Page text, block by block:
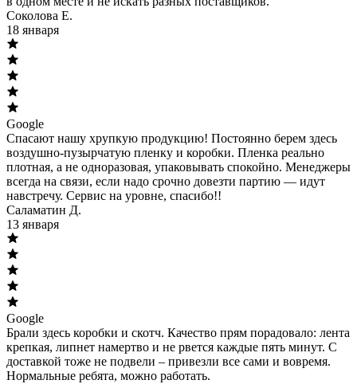
Соколова Е.
18 января
Google
Спасают нашу хрупкую продукцию! Постоянно берем здесь
воздушно-пузырчатую пленку и коробки. Пленка реально
плотная, а не одноразовая, упаковывать спокойно. Менеджеры
всегда на связи, если надо срочно довезти партию — идут
навстречу. Сервис на уровне, спасибо!!
Саламатин Д.
13 января
Google
Брали здесь коробки и скотч. Качество прям порадовало: лента
крепкая, липнет намертво и не рвется каждые пять минут. С
доставкой тоже не подвели – привезли все сами и вовремя.
Нормальные ребята, можно работать.